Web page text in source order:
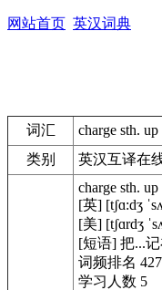
网站首页 英汉词典
词汇
charge sth. up
类别
英汉互译在
charge sth. up
[英] [tʃɑ:dʒ
[美] [tʃɑrdʒ
[短语] 把...
词频排名
学习人数 5